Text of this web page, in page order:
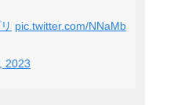
pic.twitter.com/NNaMb
2023